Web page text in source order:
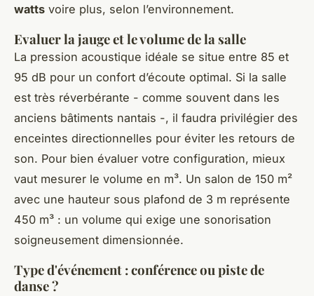
watts voire plus, selon l’environnement.
Evaluer la jauge et le volume de la salle
La pression acoustique idéale se situe entre 85 et
95 dB pour un confort d’écoute optimal. Si la salle
est très réverbérante - comme souvent dans les
anciens bâtiments nantais -, il faudra privilégier des
enceintes directionnelles pour éviter les retours de
son. Pour bien évaluer votre configuration, mieux
vaut mesurer le volume en m³. Un salon de 150 m²
avec une hauteur sous plafond de 3 m représente
450 m³ : un volume qui exige une sonorisation
soigneusement dimensionnée.
Type d'événement : conférence ou piste de
danse ?